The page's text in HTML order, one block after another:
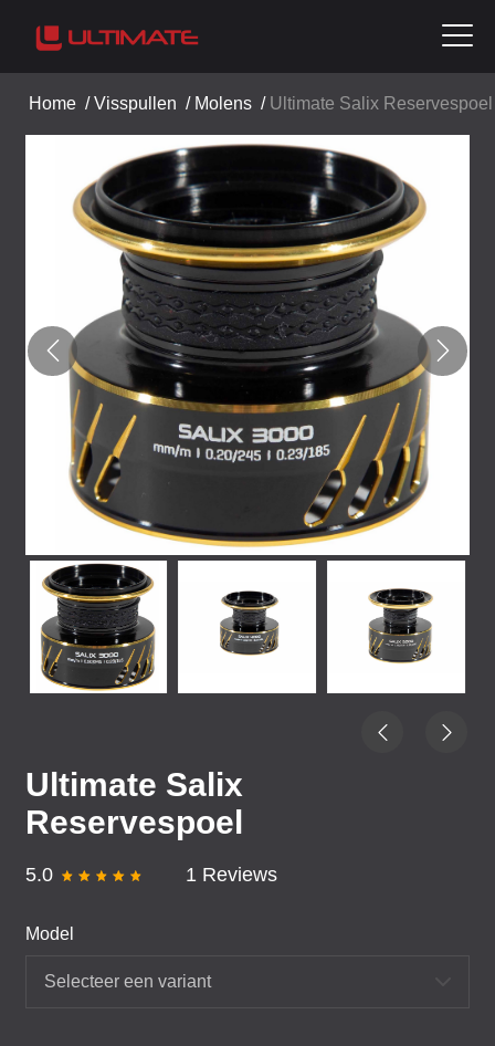
Home /Visspullen / Molens / Ultimate Salix Reservespoel
Ultimate Salix
Reservespoel
5.0 1 Reviews
Model
Selecteer een variant